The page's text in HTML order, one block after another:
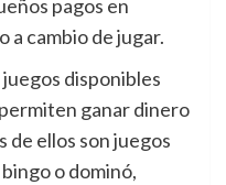
pagos en
cambio de jugar.
disponibles
ganar dinero
de ellos son juegos
o dominó,